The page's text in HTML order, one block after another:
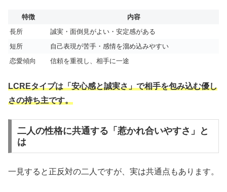
特徴
内容
長所
誠実・面倒見がよい・安定感がある
短所
自己表現が苦手・感情を溜め込みやすい
恋愛傾向
信頼を重視し、相手に一途
LCREタイプは「安心感と誠実さ」で相手を包み込む優し
さの持ち主です。
二人の性格に共通する「惹かれ合いやすさ」と
は
一見すると正反対の二人ですが、実は共通点もあります。